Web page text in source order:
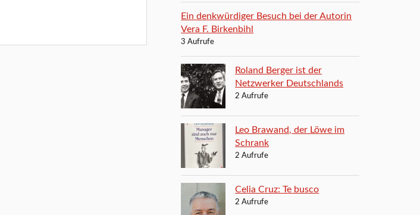
Ein denkwürdiger Besuch bei der Autorin
Vera F. Birkenbihl
3 Aufrufe
Roland Berger ist der
Netzwerker Deutschlands
2 Aufrufe
Leo Brawand, der Löwe im
Schrank
2 Aufrufe
Celia Cruz: Te busco
2 Aufrufe